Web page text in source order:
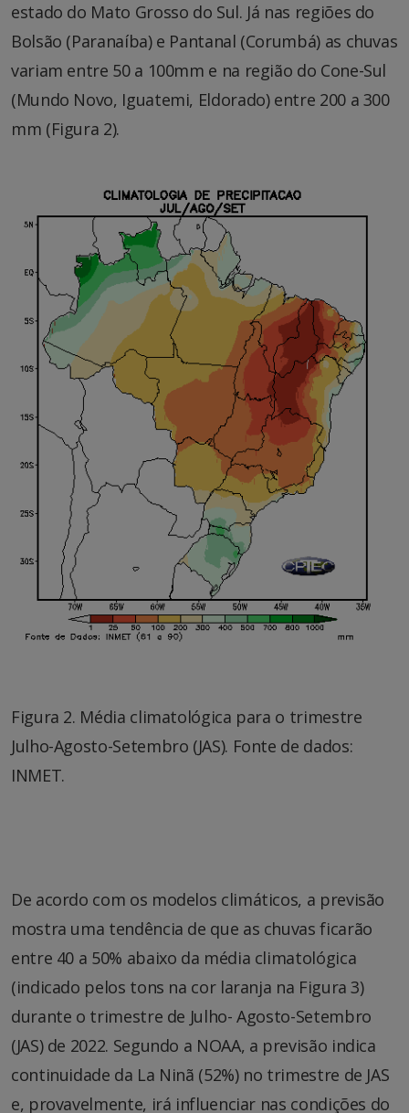
estado do Mato Grosso do Sul. Já nas regiões do
Bolsão (Paranaíba) e Pantanal (Corumbá) as chuvas
variam entre 50 a 100mm e na região do Cone-Sul
(Mundo Novo, Iguatemi, Eldorado) entre 200 a 300
mm (Figura 2).
Figura 2. Média climatológica para o trimestre
Julho-Agosto-Setembro (JAS). Fonte de dados:
INMET.
De acordo com os modelos climáticos, a previsão
mostra uma tendência de que as chuvas ficarão
entre 40 a 50% abaixo da média climatológica
(indicado pelos tons na cor laranja na Figura 3)
durante o trimestre de Julho- Agosto-Setembro
(JAS) de 2022. Segundo a NOAA, a previsão indica
continuidade da La Ninã (52%) no trimestre de JAS
e, provavelmente, irá influenciar nas condições do